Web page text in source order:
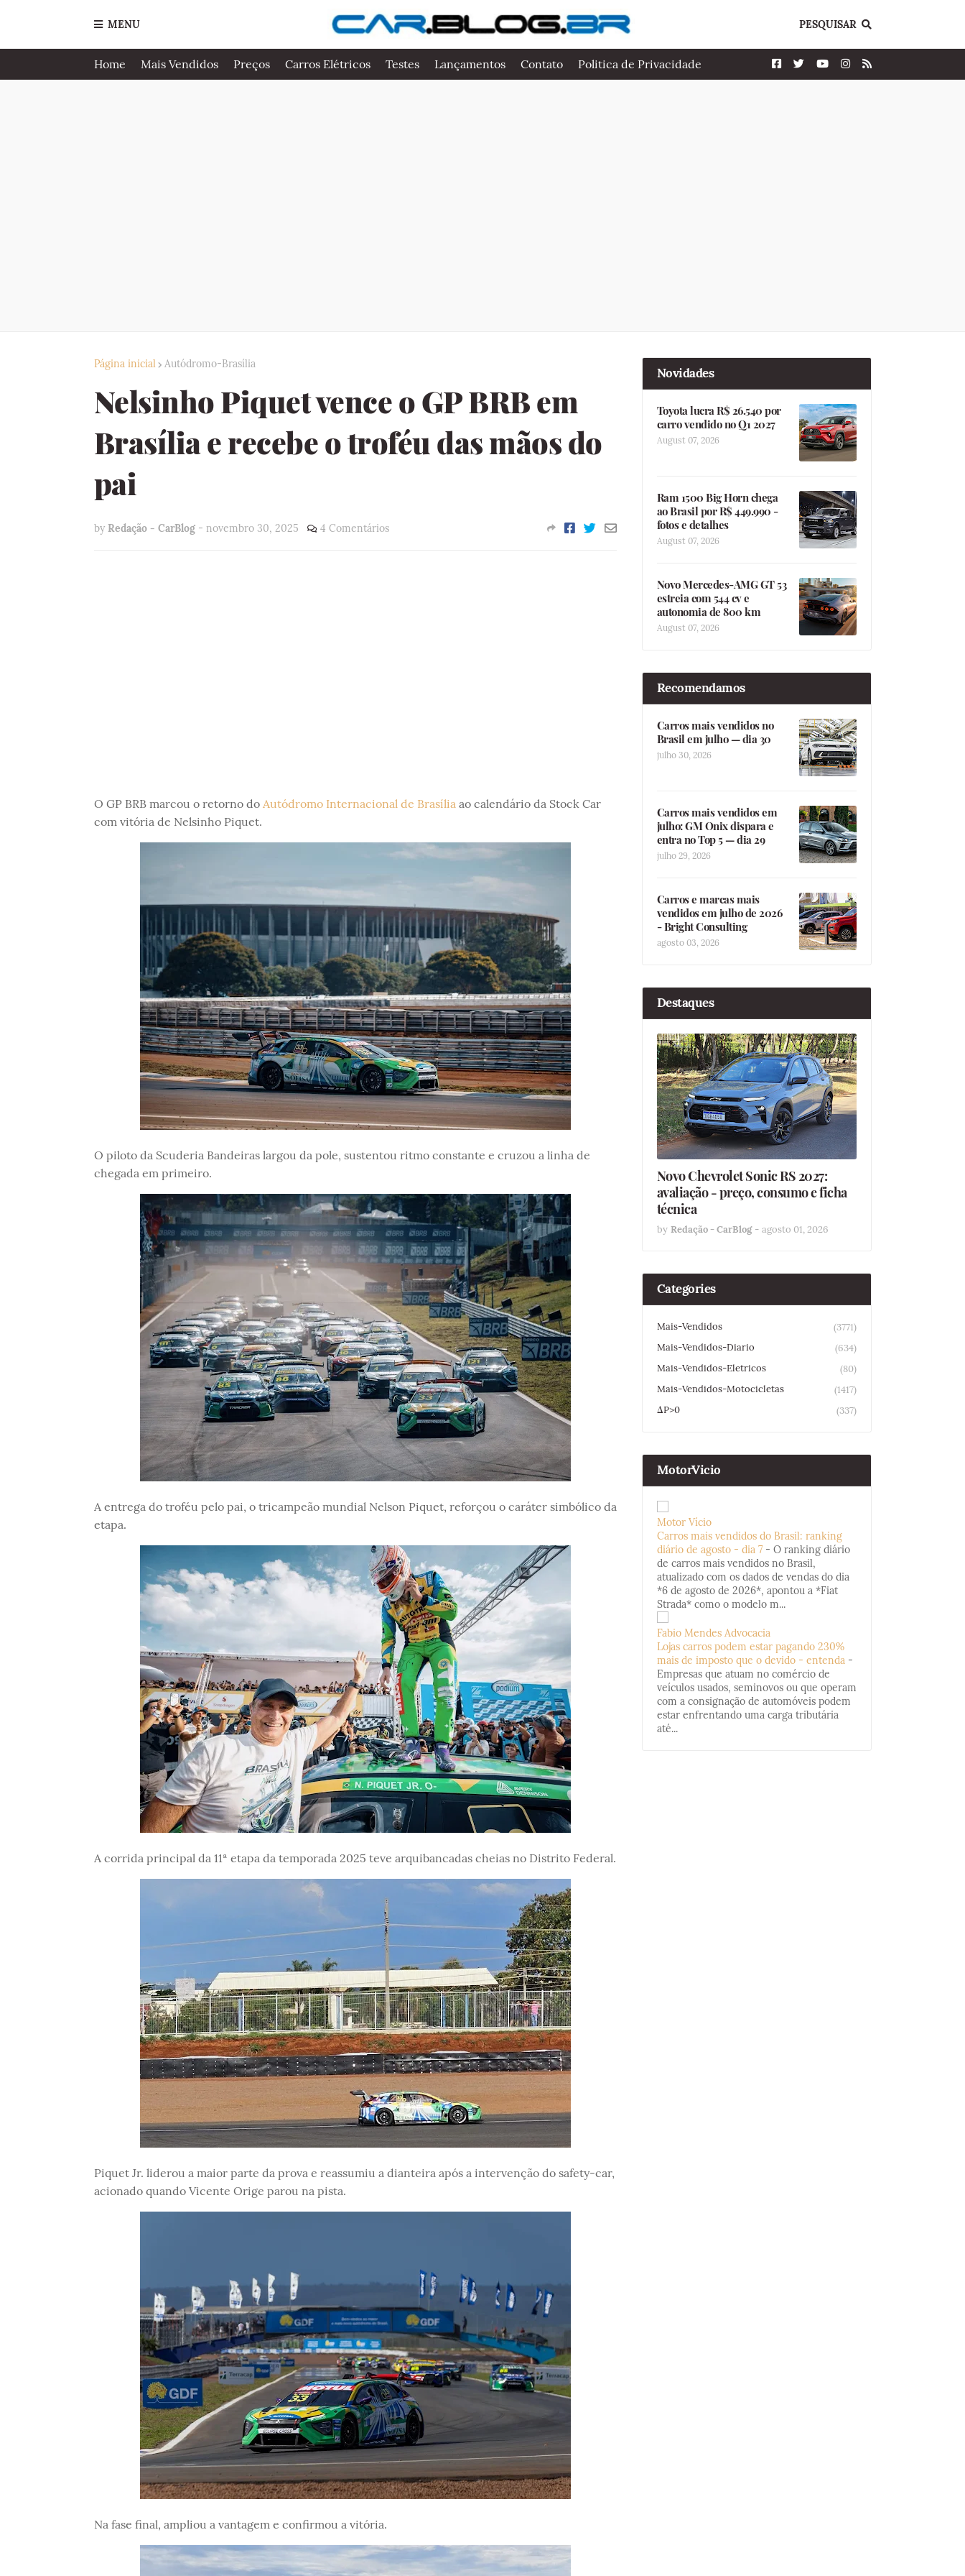
MENU PESQUISAR
Home Mais Vendidos Preços Carros Elétricos Testes Lançamentos Contato Politica de Privacidade
Página inicial Autódromo-Brasília
Nelsinho Piquet vence o GP BRB em
Brasília e recebe o troféu das mãos do
pai
by Redação - CarBlog - novembro 30, 2025 4 Comentários
O GP BRB marcou o retorno do Autódromo Internacional de Brasíliaao calendário da Stock Car
com vitória de Nelsinho Piquet.
O piloto da Scuderia Bandeiras largou da pole, sustentou ritmo constante e cruzou a linha de
chegada em primeiro.
A entrega do troféu pelo pai, o tricampeão mundial Nelson Piquet, reforçou o caráter simbólico da
etapa.
A corrida principal da 11ª etapa da temporada 2025 teve arquibancadas cheias no Distrito Federal.
Piquet Jr. liderou a maior parte da prova e reassumiu a dianteira após a intervenção do safety-car,
acionado quando Vicente Orige parou na pista.
Na fase final, ampliou a vantagem e confirmou a vitória.
Novidades
Toyota lucra R$ 26.540 por
carro vendido no Q1 2027
August 07, 2026
Ram 1500 Big Horn chega
ao Brasil por R$ 449.990 -
fotos e detalhes
August 07, 2026
Novo Mercedes-AMG GT 53
estreia com 544 cv e
autonomia de 800 km
August 07, 2026
Recomendamos
Carros mais vendidos no
Brasil em julho — dia 30
julho 30, 2026
Carros mais vendidos em
julho: GM Onix dispara e
entra no Top 5 — dia 29
julho 29, 2026
Carros e marcas mais
vendidos em julho de 2026
- Bright Consulting
agosto 03, 2026
Destaques
Novo Chevrolet Sonic RS 2027:
avaliação - preço, consumo e ficha
técnica
by Redação - CarBlog - agosto 01, 2026
Categories
Mais-Vendidos
(3771)
Mais-Vendidos-Diario
(634)
Mais-Vendidos-Eletricos
(80)
Mais-Vendidos-Motocicletas
(1417)
ΔP>0
(337)
MotorVicio
Motor Vício
Carros mais vendidos do Brasil: ranking
diário de agosto - dia 7 - O ranking diário
de carros mais vendidos no Brasil,
atualizado com os dados de vendas do dia
*6 de agosto de 2026*, apontou a *Fiat
Strada* como o modelo m...
Fabio Mendes Advocacia
Lojas carros podem estar pagando 230%
mais de imposto que o devido - entenda -
Empresas que atuam no comércio de
veículos usados, seminovos ou que operam
com a consignação de automóveis podem
estar enfrentando uma carga tributária
até...